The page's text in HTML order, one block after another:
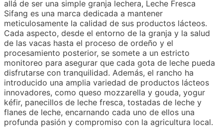
allá de ser una simple granja lechera, Leche Fresca
Sifang es una marca dedicada a mantener
meticulosamente la calidad de sus productos lácteos.
Cada aspecto, desde el entorno de la granja y la salud
de las vacas hasta el proceso de ordeño y el
procesamiento posterior, se somete a un estricto
monitoreo para asegurar que cada gota de leche pueda
disfrutarse con tranquilidad. Además, el rancho ha
introducido una amplia variedad de productos lácteos
innovadores, como queso mozzarella y gouda, yogur
kéfir, panecillos de leche fresca, tostadas de leche y
flanes de leche, encarnando cada uno de ellos una
profunda pasión y compromiso con la agricultura local.